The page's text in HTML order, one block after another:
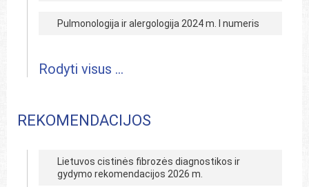
Pulmonologija ir alergologija 2024 m. I numeris
Rodyti visus ...
REKOMENDACIJOS
Lietuvos cistinės fibrozės diagnostikos ir
gydymo rekomendacijos 2026 m.